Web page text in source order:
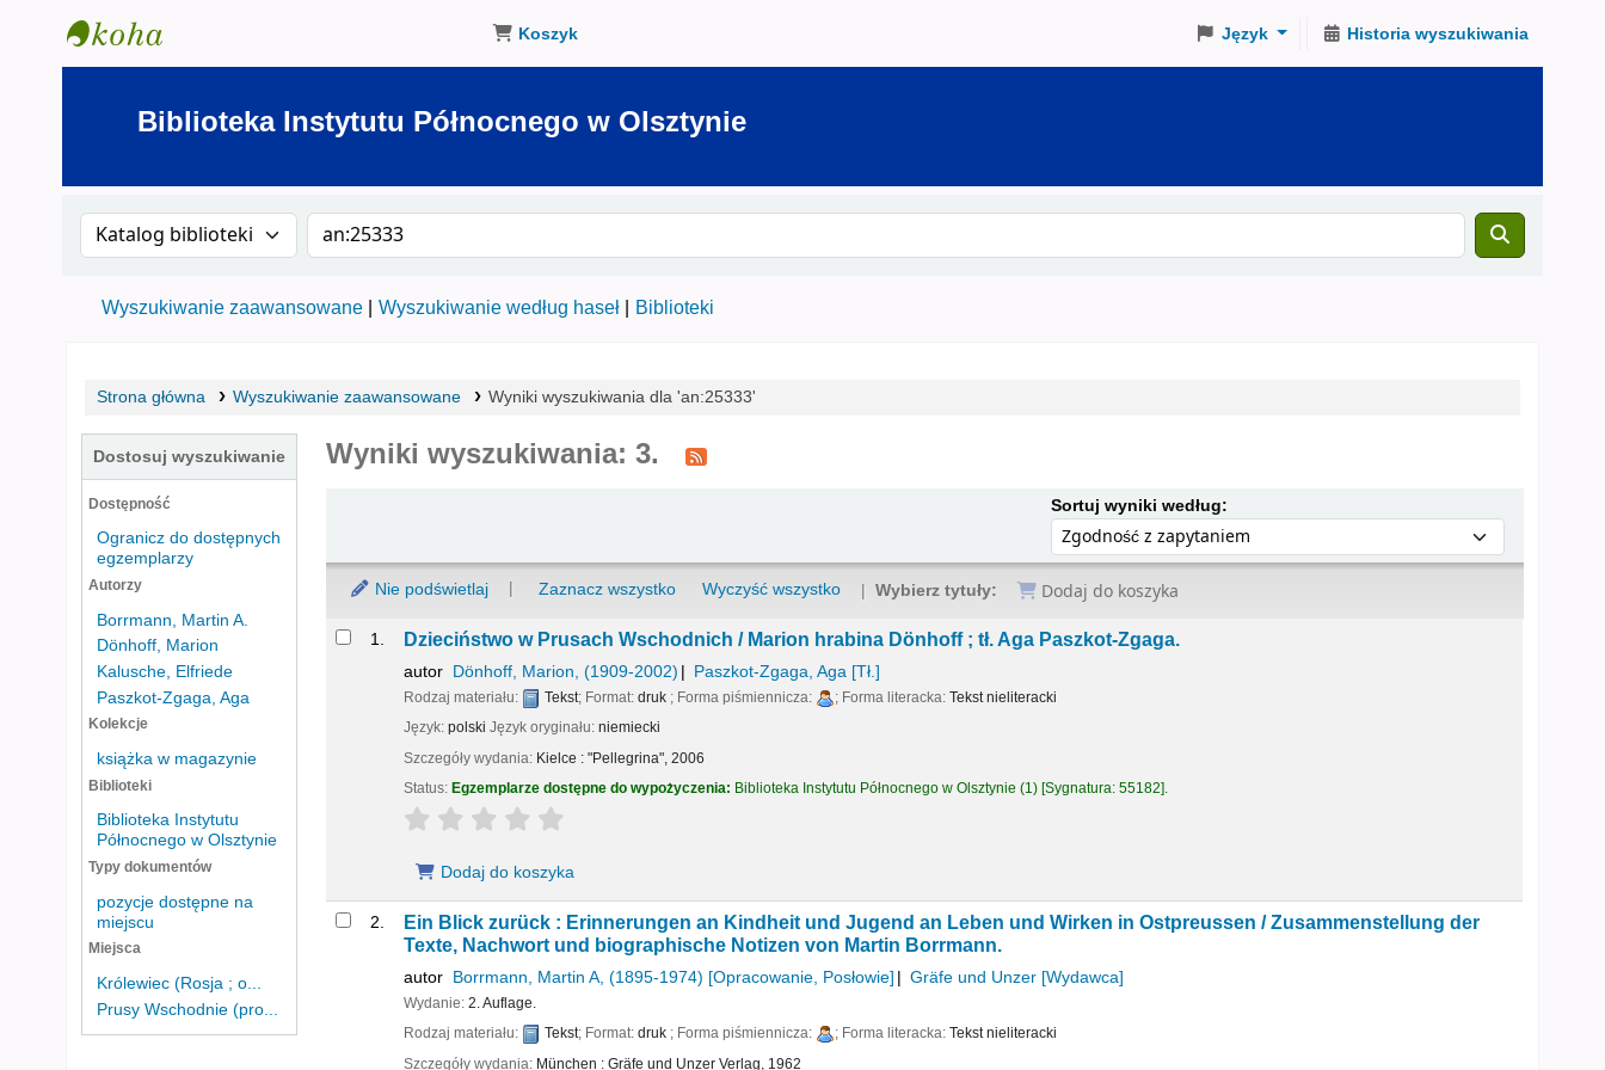
Biblioteka Instytutu Północnego w Olsztynie
Koszyk Język Historia wyszukiwania
Biblioteka Instytutu Północnego w Olsztynie
Szukaj w katalogu po: Szukaj w katalogu
Wyszukiwanie zaawansowane Wyszukiwanie według haseł Biblioteki
Strona główna Wyszukiwanie zaawansowane Wyniki wyszukiwania dla 'an:25333'
Dostosuj wyszukiwanie
Dostępność
Ogranicz do dostępnych
egzemplarzy
Autorzy
Borrmann, Martin A.
Dönhoff, Marion
Kalusche, Elfriede
Paszkot-Zgaga, Aga
Kolekcje
książka w magazynie
Biblioteki
Biblioteka Instytutu
Północnego w Olsztynie
Typy dokumentów
pozycje dostępne na
miejscu
Miejsca
Królewiec (Rosja ; o...
Prusy Wschodnie (pro...
Wyniki wyszukiwania: 3.
Sortuj wyniki według:Sortuj według:
Nie podświetlaj Zaznacz wszystko Wyczyść wszystko Wybierz tytuły: Dodaj do koszyka
Wyniki1. Dzieciństwo w Prusach Wschodnich / Marion hrabina Dönhoff ; tł. Aga Paszkot-Zgaga.
autor Dönhoff, Marion , (1909-2002) Paszkot-Zgaga, Aga [Tł.]
Rodzaj materiału: Tekst; Format:druk ; Forma piśmiennicza: ; Forma literacka:Tekst nieliteracki
Język:polski Język oryginału:niemiecki
Szczegóły wydania: Kielce : "Pellegrina", 2006
Status:Egzemplarze dostępne do wypożyczenia: Biblioteka Instytutu Północnego w Olsztynie (1) Sygnatura:55182
star rating
Dodaj do koszyka
2. Ein Blick zurück : Erinnerungen an Kindheit und Jugend an Leben und Wirken in Ostpreussen /Zusammenstellung der
Texte, Nachwort und biographische Notizen von Martin Borrmann.
autor Borrmann, Martin A, (1895-1974) [Opracowanie, Posłowie] Gräfe und Unzer [Wydawca]
Wydanie:2. Auflage.
Rodzaj materiału:
Tekst; Format:druk ; Forma piśmiennicza: ; Forma literacka:Tekst nieliteracki
Szczegóły wydania: München : Gräfe und Unzer Verlag, 1962